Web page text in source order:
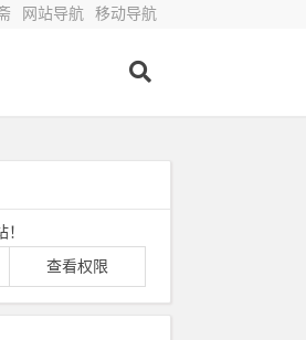
网站导航 移动导航
查看权限